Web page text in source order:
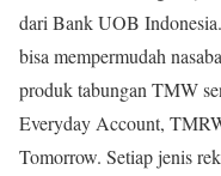
dari Bank UOB
bisa mempermudah
produk tabungan TMW
Everyday Account,
Tomorrow. Setiap jenis